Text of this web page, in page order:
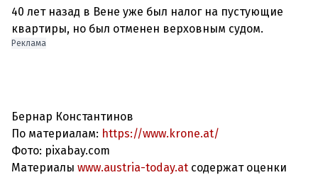
40 лет назад в Вене уже был налог на пустующие
Реклама
Бернар Константинов
По материалам: https://www.krone.at/
Фото: pixabay.com
Материалы www.austria-today.at содержат оценки